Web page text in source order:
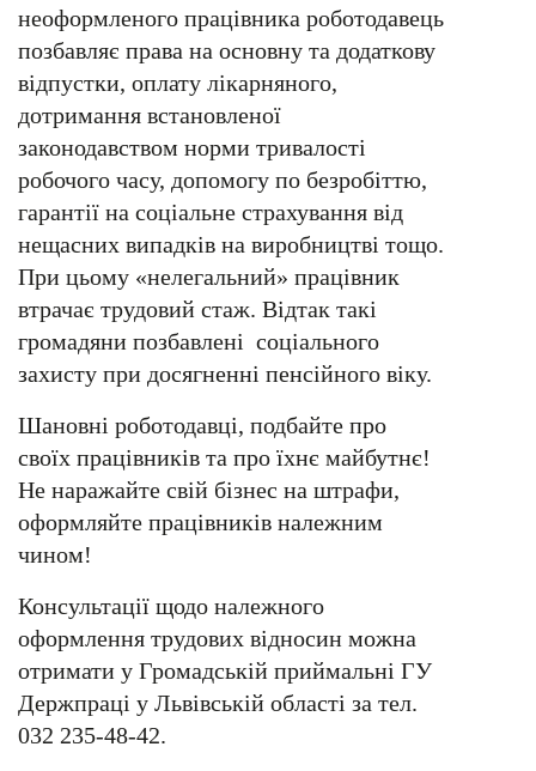
неоформленого працівника роботодавець
позбавляє права на основну та додаткову
відпустки, оплату лікарняного,
дотримання встановленої
законодавством норми тривалості
робочого часу, допомогу по безробіттю,
гарантії на соціальне страхування від
нещасних випадків на виробництві тощо.
При цьому «нелегальний» працівник
втрачає трудовий стаж. Відтак такі
громадяни позбавлені соціального
захисту при досягненні пенсійного віку.
Шановні роботодавці, подбайте про
своїх працівників та про їхнє майбутнє!
Не наражайте свій бізнес на штрафи,
оформляйте працівників належним
чином!
Консультації щодо належного
оформлення трудових відносин можна
отримати у Громадській приймальні ГУ
Держпраці у Львівській області за тел.
032 235-48-42.